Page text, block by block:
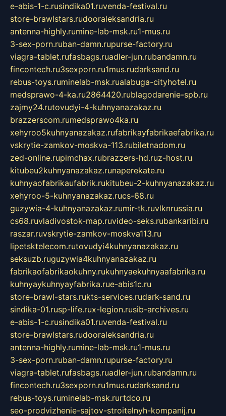
e-abis-1-c.rusindika01.ruvenda-festival.ru
store-brawlstars.rudooraleksandria.ru
antenna-highly.rumine-lab-msk.ru1-mus.ru
3-sex-porn.ruban-damn.rupurse-factory.ru
viagra-tablet.rufasbags.ruadler-jun.rubandamn.ru
fincontech.ru3sexporn.ru1mus.rudarksand.ru
rebus-toys.ruminelab-msk.rualabuga-cityhotel.ru
medsprawo-4-ka.ru2864420.rublagodarenie-spb.ru
zajmy24.rutovudyi-4-kuhnyanazakaz.ru
brazzerscom.rumedsprawo4ka.ru
xehyroo5kuhnyanazakaz.rufabrikayfabrikaefabrika.ru
vskrytie-zamkov-moskva-113.rubiletnadom.ru
zed-online.rupimchax.rubrazzers-hd.ruz-host.ru
kitubeu2kuhnyanazakaz.runaperekate.ru
kuhnyaofabrikaufabrik.rukitubeu-2-kuhnyanazakaz.ru
xehyroo-5-kuhnyanazakaz.rucs-68.ru
guzywia-4-kuhnyanazakaz.rumir-tk.ruvlknrussia.ru
cs68.ruvladivostok-map.ruvideo-seks.rubankaribi.ru
raszar.ruvskrytie-zamkov-moskva113.ru
lipetsktelecom.rutovudyi4kuhnyanazakaz.ru
seksuzb.ruguzywia4kuhnyanazakaz.ru
fabrikaofabrikaokuhny.rukuhnyaekuhnyaafabrika.ru
kuhnyaykuhnyayfabrika.rue-abis1c.ru
store-brawl-stars.rukts-services.rudark-sand.ru
sindika-01.rusp-life.rux-legion.rusib-archives.ru
e-abis-1-c.rusindika01.ruvenda-festival.ru
store-brawlstars.rudooraleksandria.ru
antenna-highly.rumine-lab-msk.ru1-mus.ru
3-sex-porn.ruban-damn.rupurse-factory.ru
viagra-tablet.rufasbags.ruadler-jun.rubandamn.ru
fincontech.ru3sexporn.ru1mus.rudarksand.ru
rebus-toys.ruminelab-msk.rurtdco.ru
seo-prodvizhenie-sajtov-stroitelnyh-kompanij.ru